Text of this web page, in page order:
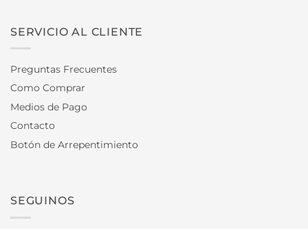
SERVICIO AL CLIENTE
Preguntas Frecuentes
Como Comprar
Medios de Pago
Contacto
Botón de Arrepentimiento
SEGUINOS